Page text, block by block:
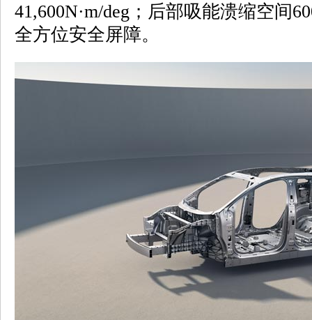
41,600N·m/deg；后部吸能溃缩空间
全方位安全屏障。